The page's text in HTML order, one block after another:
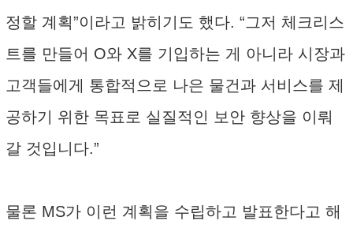
정할 계획”이라고 밝히기도 했다. “그저 체크리스
트를 만들어 O와 X를 기입하는 게 아니라 시장과
고객들에게 통합적으로 나은 물건과 서비스를 제
공하기 위한 목표로 실질적인 보안 향상을 이뤄
갈 것입니다.”
물론 MS가 이런 계획을 수립하고 발표한다고 해